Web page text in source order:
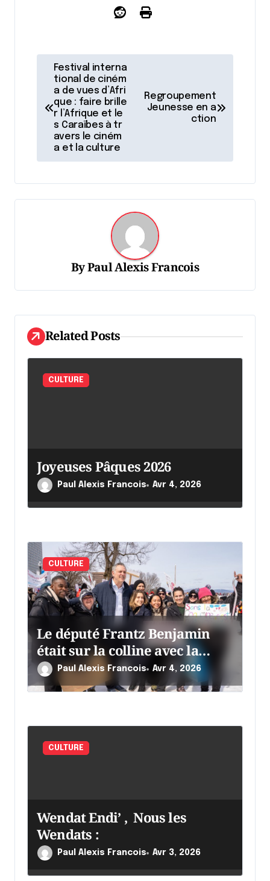
v
a
t
i
'
a
r
e
Festival interna
tional de ciném
a de vues d’Afri
que : faire brille
r l’Afrique et le
s Caraïbes à tr
avers le ciném
a et la culture
Regroupement
Jeunesse en a
ction
ByPaul Alexis Francois
Related Posts
CULTURE
Joyeuses Pâques 2026
Paul Alexis Francois Avr 4, 2026
CULTURE
Le député Frantz Benjamin
était sur la colline avec la
chaumine
Paul Alexis Francois Avr 4, 2026
CULTURE
Wendat Endi’ , Nous les
Wendats :
Paul Alexis Francois Avr 3, 2026